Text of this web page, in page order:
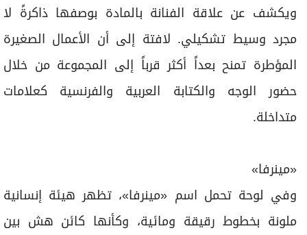
ويكشف عن علاقة الفنانة بالمادة بوصفها ذاكرةً لا
مجرد وسيط تشكيلي. لافتة إلى أن الأعمال الصغيرة
المؤطرة تمنح بعداً أكثر قرباً إلى المجموعة من خلال
حضور الوجه والكتابة العربية والفرنسية كعلامات
متداخلة.
«مينرفا»
وفي لوحة تحمل اسم «مينرفا»، تظهر هيئة إنسانية
ملونة بخطوط رقيقة ومائية، وكأنها كائن هش بين